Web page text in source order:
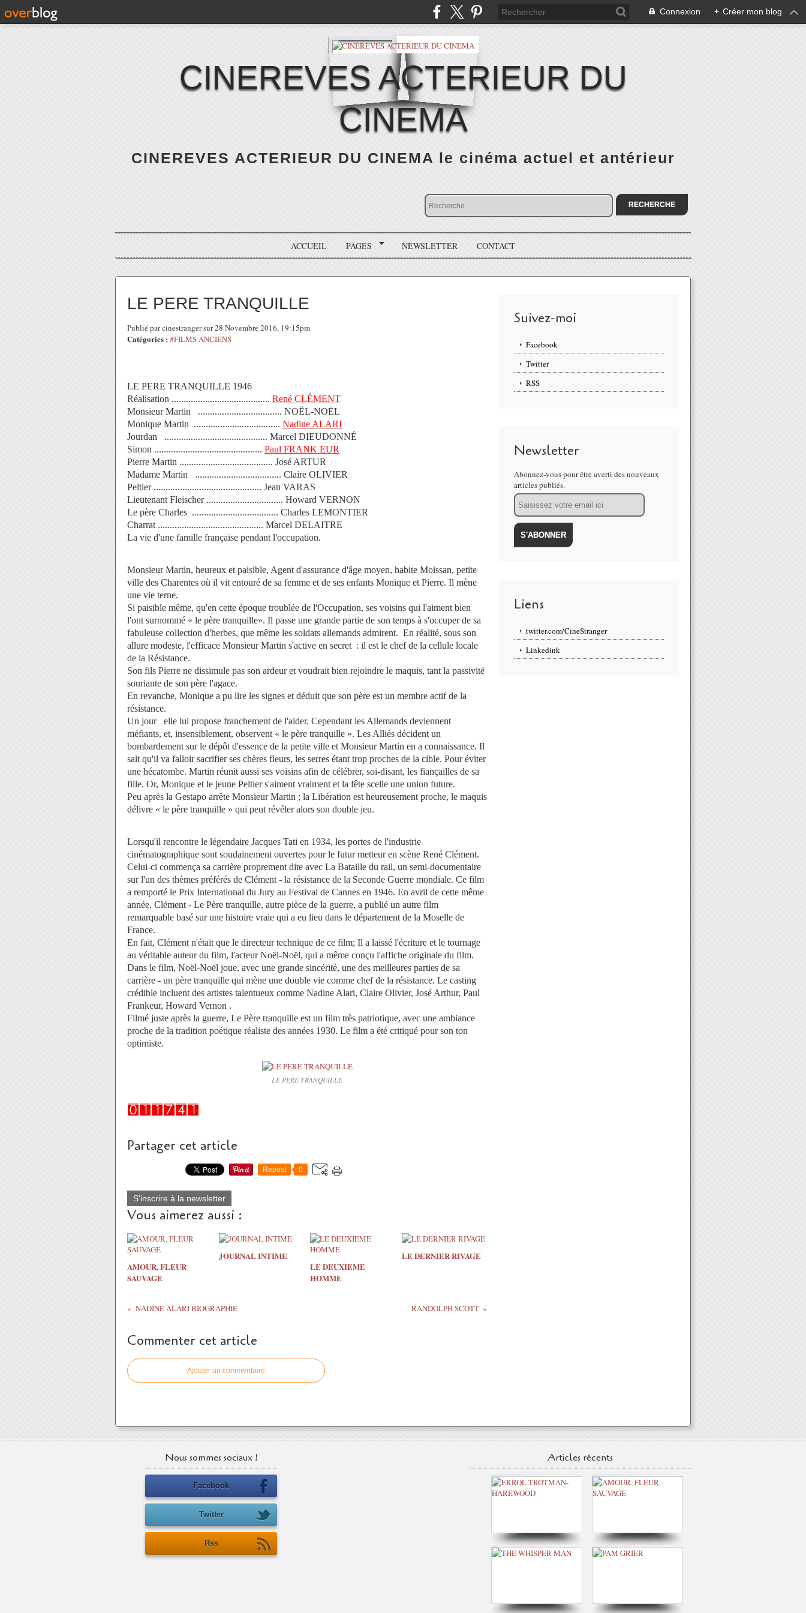
Connexion + Créer mon blog
CINEREVES ACTERIEUR DU
CINEMA
CINEREVES ACTERIEUR DU CINEMA le cinéma actuel et antérieur
ACCUEIL PAGES NEWSLETTER CONTACT
LE PERE TRANQUILLE
Publié par cinestranger sur 28 Novembre 2016, 19:15pm
Catégories : #FILMS ANCIENS
LE PERE TRANQUILLE 1946
Réalisation ......................................... René CLÉMENT
Monsieur Martin ................................... NOËL-NOËL
Monique Martin .................................... Nadine ALARI
Jourdan ........................................... Marcel DIEUDONNÉ
Simon ............................................. Paul FRANK EUR
Pierre Martin ....................................... José ARTUR
Madame Martin .................................... Claire OLIVIER
Peltier ............................................. Jean VARAS
Lieutenant Fleischer ................................ Howard VERNON
Le père Charles .................................... Charles LEMONTIER
Charrat ............................................ Marcel DELAITRE
La vie d'une famille française pendant l'occupation.
Monsieur Martin, heureux et paisible, Agent d'assurance d'âge moyen, habite Moissan, petite
ville des Charentes où il vit entouré de sa femme et de ses enfants Monique et Pierre. Il mène
une vie terne.
Si paisible même, qu'en cette époque troublée de l'Occupation, ses voisins qui l'aiment bien
l'ont surnommé « le père tranquille». Il passe une grande partie de son temps à s'occuper de sa
fabuleuse collection d'herbes, que même les soldats allemands admirent. En réalité, sous son
allure modeste, l'efficace Monsieur Martin s'active en secret : il est le chef de la cellule locale
de la Résistance.
Son fils Pierre ne dissimule pas son ardeur et voudrait bien rejoindre le maquis, tant la passivité
souriante de son père l'agace.
En revanche, Monique a pu lire les signes et déduit que son père est un membre actif de la
résistance.
Un jour elle lui propose franchement de l'aider. Cependant les Allemands deviennent
méfiants, et, insensiblement, observent « le père tranquille ». Les Alliés décident un
bombardement sur le dépôt d'essence de la petite ville et Monsieur Martin en a connaissance. Il
sait qu'il va falloir sacrifier ses chères fleurs, les serres étant trop proches de la cible. Pour éviter
une hécatombe. Martin réunit aussi ses voisins afin de célébrer, soi-disant, les fiançailles de sa
fille. Or, Monique et le jeune Peltier s'aiment vraiment et la fête scelle une union future.
Peu après la Gestapo arrête Monsieur Martin ; la Libération est heureusement proche, le maquis
délivre « le père tranquille » qui peut révéler alors son double jeu.
Lorsqu'il rencontre le légendaire Jacques Tati en 1934, les portes de l'industrie
cinématographique sont soudainement ouvertes pour le futur metteur en scène René Clément.
Celui-ci commença sa carrière proprement dite avec La Bataille du rail, un semi-documentaire
sur l'un des thèmes préférés de Clément - la résistance de la Seconde Guerre mondiale. Ce film
a remporté le Prix International du Jury au Festival de Cannes en 1946. En avril de cette même
année, Clément - Le Père tranquille, autre pièce de la guerre, a publié un autre film
remarquable basé sur une histoire vraie qui a eu lieu dans le département de la Moselle de
France.
En fait, Clément n'était que le directeur technique de ce film; Il a laissé l'écriture et le tournage
au véritable auteur du film, l'acteur Noël-Noël, qui a même conçu l'affiche originale du film.
Dans le film, Noël-Noël joue, avec une grande sincérité, une des meilleures parties de sa
carrière - un père tranquille qui mène une double vie comme chef de la résistance. Le casting
crédible incluent des artistes talentueux comme Nadine Alari, Claire Olivier, José Arthur, Paul
Frankeur, Howard Vernon .
Filmé juste après la guerre, Le Père tranquille est un film très patriotique, avec une ambiance
proche de la tradition poétique réaliste des années 1930. Le film a été critiqué pour son ton
optimiste.
LE PERE TRANQUILLE
Partager cet article
Repost 0
S'inscrire à la newsletter
Vous aimerez aussi :
AMOUR, FLEUR
SAUVAGE
JOURNAL INTIME
LE DEUXIEME
HOMME
LE DERNIER RIVAGE
NADINE ALARI BIOGRAPHIE RANDOLPH SCOTT
Commenter cet article
Ajouter un commentaire
Suivez-moi
Facebook
Twitter
RSS
Newsletter
Abonnez-vous pour être averti des nouveaux
articles publiés.
Email
Liens
twitter.com/CineStranger
Linkedink
Nous sommes sociaux !
Facebook
Twitter
Rss
Articles récents